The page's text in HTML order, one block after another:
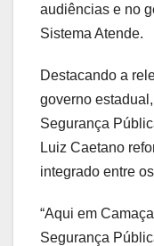
audiências e no
Sistema Atende.
Destacando a
governo
Segurança
Luiz Caetano
integrado entre
“Aqui em
Segurança